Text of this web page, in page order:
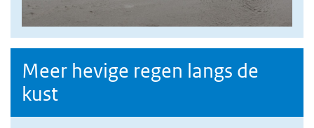
Meer hevige regen langs de
kust